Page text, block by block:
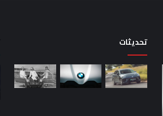
لماذا
من
حقيقة
اختبار
السيارة:
تحديثات